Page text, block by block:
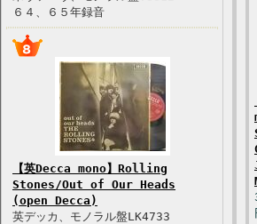
６４、６５年録音
【英Decca mono】Rolling
Stones/Out of Our Heads
(open Decca)
英デッカ、モノラル盤LK4733